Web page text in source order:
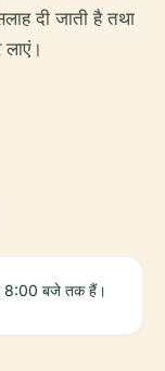
दी जाती है तथा
8:00 बजे तक हैं।